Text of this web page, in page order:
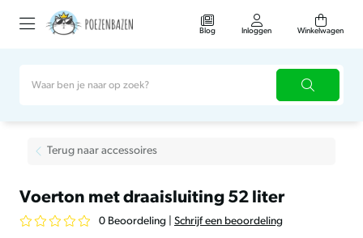
Blog Inloggen Winkelwagen
Terug naar accessoires
Voerton met draaisluiting 52 liter
0 Beoordeling Schrijf een beoordeling